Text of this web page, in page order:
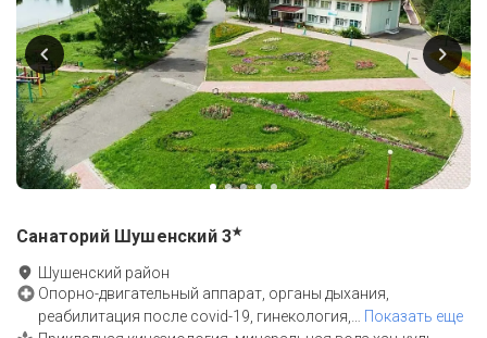
Санаторий Шушенский 3★
Шушенский район
Опорно-двигательный аппарат, органы дыхания,
реабилитация после covid-19, гинекология,
Показать еще